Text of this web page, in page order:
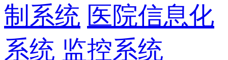
制系统 医院信息化
系统 监控系统